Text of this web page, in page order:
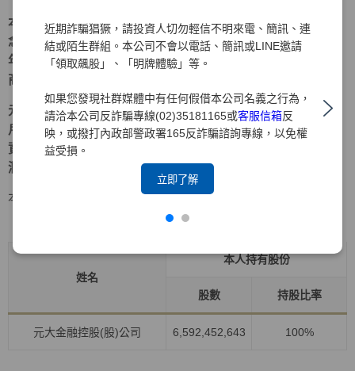
近期詐騙猖獗，請投資人切勿輕信不明來電、簡訊、連
結或陌生群組。本公司不會以電話、簡訊或LINE邀請
「領取飆股」、「明牌體驗」等。
如果您發現社群媒體中有任何假借本公司名義之行為，
請洽本公司反詐騙專線(02)35181165或客服信箱反
映，或撥打內政部警政署165反詐騙諮詢專線，以免權
益受損。
立即了解
本著「深耕台灣、放眼國際、在地生活、全球投資」的理
念，元大證券多年來持續深耕海外市場，累積強大實力。近
年來更積極拓展兩岸三地業務，以期成為大中華區指標性券
商。
元大證券為元大金控旗下之子公司，爾後仍將持續以落實客
戶權益為職志，穩健經營、銳意革新、致力風險管理，為投
資大眾提供最完善、最周全之服務，並為客戶帶來更大的利
潤及保障 。
本人持有股份
持股比例占前十名之股東資料
姓名
本人持有股份
股數 持股比率
元大金融控股(股)公司 6,592,452,643 100%